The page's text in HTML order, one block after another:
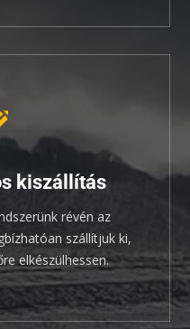
kiszállítás
révén az
szállítjuk ki,
elkészülhessen.